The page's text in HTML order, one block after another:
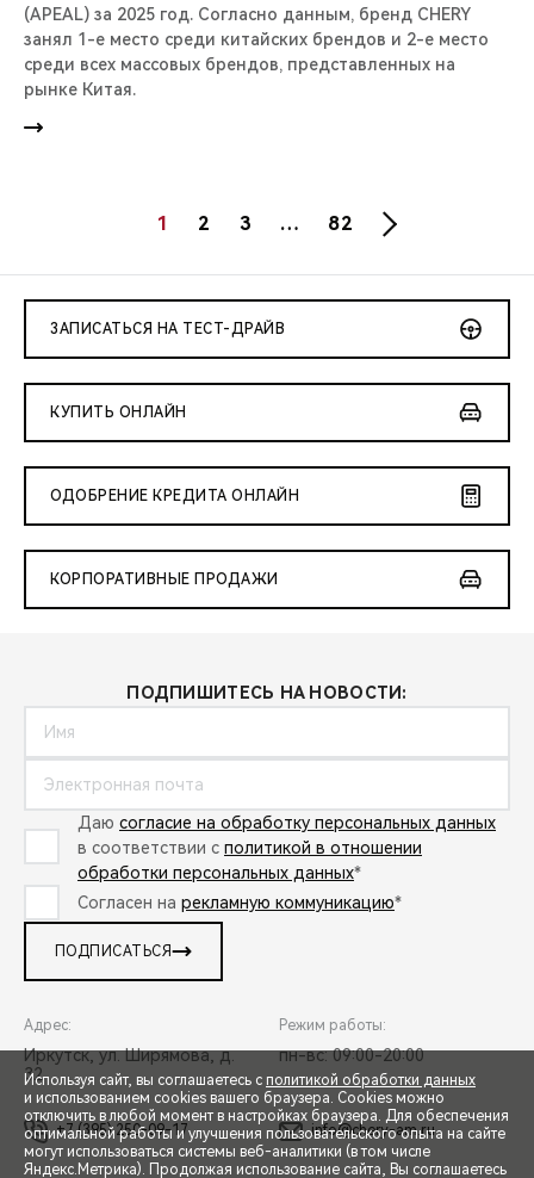
СПЕЦПРЕДЛОЖЕНИЯ
(APEAL) за 2025 год. Согласно данным, бренд CHERY
занял 1-е место среди китайских брендов и 2-е место
среди всех массовых брендов, представленных на
рынке Китая.
1 2 3 … 82
ЗАПИСАТЬСЯ НА ТЕСТ-ДРАЙВ
КУПИТЬ ОНЛАЙН
ОДОБРЕНИЕ КРЕДИТА ОНЛАЙН
КОРПОРАТИВНЫЕ ПРОДАЖИ
ПОДПИШИТЕСЬ НА НОВОСТИ:
Даю согласие на обработку персональных данных
в соответствии с политикой в отношении
обработки персональных данных*
Согласен на рекламную коммуникацию*
ПОДПИСАТЬСЯ
Адрес:
Иркутск, ул. Ширямова, д.
32
Режим работы:
пн-вс: 09:00-20:00
+7 (395) 250-09-17 info@chery-am.ru
Используя сайт, вы соглашаетесь с политикой обработки данных
и использованием cookies вашего браузера. Cookies можно
отключить в любой момент в настройках браузера. Для обеспечения
оптимальной работы и улучшения пользовательского опыта на сайте
могут использоваться системы веб-аналитики (в том числе
Яндекс.Метрика). Продолжая использование сайта, Вы соглашаетесь